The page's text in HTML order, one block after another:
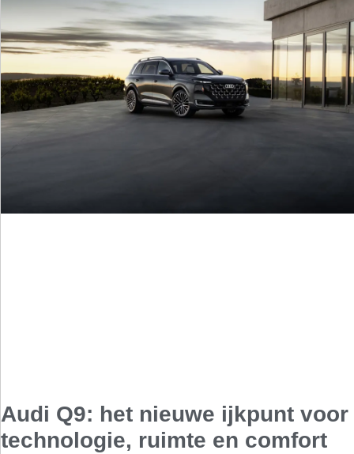
Audi Q9: het nieuwe ijkpunt voor
technologie, ruimte en comfort